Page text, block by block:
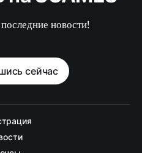
новости!
сейчас